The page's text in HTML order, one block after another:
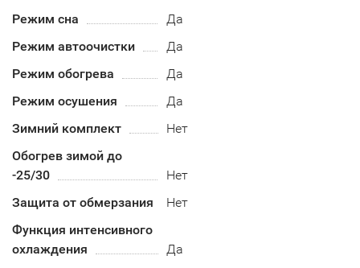
Режим сна
Да
Режим автоочистки
Да
Режим обогрева
Да
Режим осушения
Да
Зимний комплект
Нет
Обогрев зимой до
-25/30
Нет
Защита от обмерзания
Нет
Функция интенсивного
охлаждения
Да